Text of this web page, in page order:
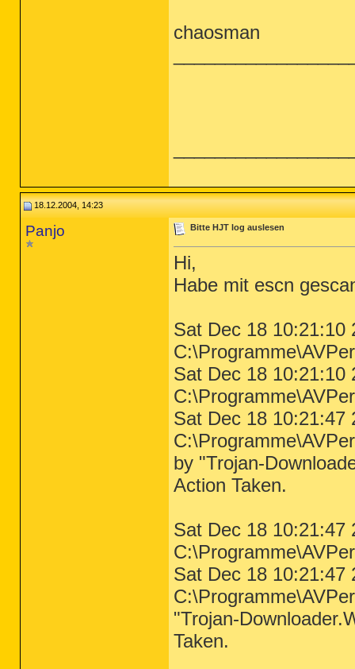
chaosman
18.12.2004, 14:23
Panjo Bitte HJT log auslesen
Hi,
Habe mit escn
Sat Dec 18 10:21:10
Sat Dec 18 10:21:10
Sat Dec 18 10:21:47
by "Trojan-
Action Taken.
Sat Dec 18 10:21:47
Sat Dec 18 10:21:47
"Trojan-
Taken.